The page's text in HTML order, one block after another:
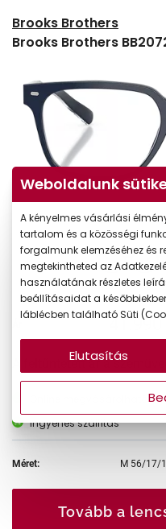
Brooks Brothers
Brooks Brothers
41.990
A feltűntetett ár a
Ingyenes szállítás
Méret: M 56/17/
Tovább a
Weboldalunk
A kényelmes vásárlási
tartalom és a közösségi
forgalmunk elemzéséhez és
megtekintheted az
használatának részletes
beállításaidat a
láblécben található Süti
Elutasítás